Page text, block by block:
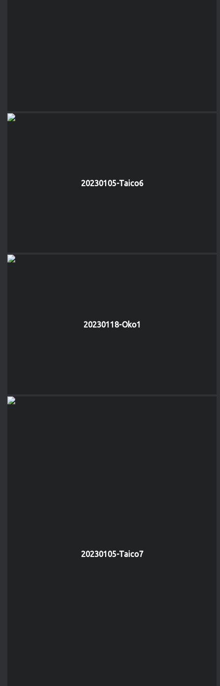
20230105-Taico6
20230118-Oko1
20230105-Taico7